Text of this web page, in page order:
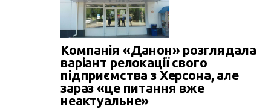
Компанія «Данон» розглядала
варіант релокації свого
підприємства з Херсона, але
зараз «це питання вже
неактуальне»